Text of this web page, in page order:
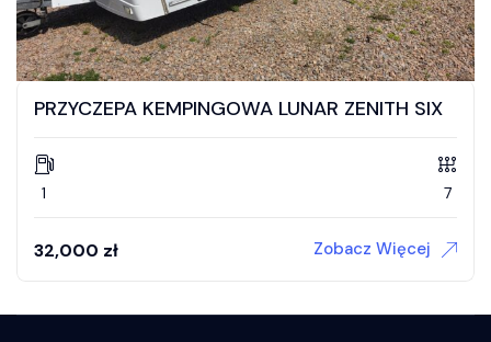
PRZYCZEPA KEMPINGOWA LUNAR ZENITH SIX
1 7
32,000 zł Zobacz Więcej